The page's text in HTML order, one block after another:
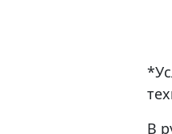
В